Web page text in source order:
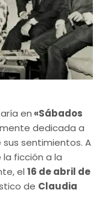
en «Sábados
dedicada a
sentimientos. A
ficción a la
el 16 de abril de
de Claudia